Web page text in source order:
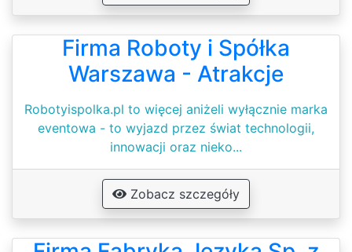
Firma Roboty i Spółka
Warszawa - Atrakcje
Robotyispolka.pl to więcej aniżeli wyłącznie marka
eventowa - to wyjazd przez świat technologii,
innowacji oraz nieko...
Zobacz szczegóły